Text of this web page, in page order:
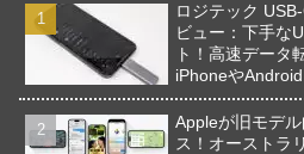
ロジテック
ビュー：下手な
ト！高速データ
iPhoneや
Appleが旧モデ
ス！オーストラ